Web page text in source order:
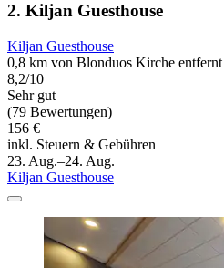
2. Kiljan Guesthouse
Kiljan Guesthouse
0,8 km von Blonduos Kirche entfernt
8,2/10
Sehr gut
(79 Bewertungen)
156 €
inkl. Steuern & Gebühren
23. Aug.–24. Aug.
Kiljan Guesthouse